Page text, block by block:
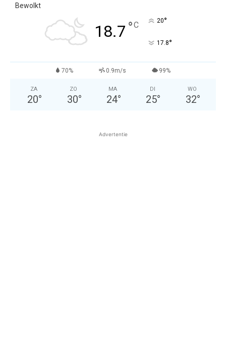
Bewolkt
18.7 °C 20°
17.8°
70% 0.9m/s 99%
ZA
20°
ZO
30°
MA
24°
DI
25°
WO
32°
Advertentie